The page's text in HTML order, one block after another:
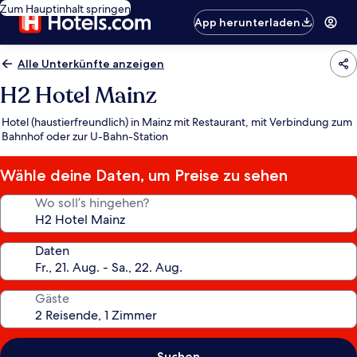
Zum Hauptinhalt springen
App herunterladen
Alle Unterkünfte anzeigen
H2 Hotel Mainz
Hotel (haustierfreundlich) in Mainz mit Restaurant, mit Verbindung zum
Bahnhof oder zur U-Bahn-Station
Wähle deine Daten, um Preise zu sehen
Wo soll’s hingehen?
Daten
Gäste